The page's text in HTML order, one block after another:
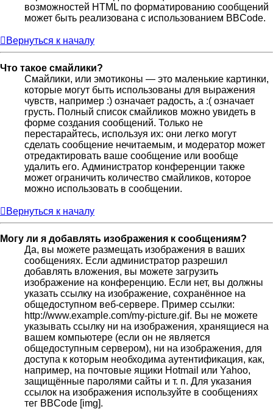
возможностей HTML по форматированию сообщений
может быть реализована с использованием BBCode.
Вернуться к началу
Что такое смайлики?
Смайлики, или эмотиконы — это маленькие картинки,
которые могут быть использованы для выражения
чувств, например :) означает радость, а :( означает
грусть. Полный список смайликов можно увидеть в
форме создания сообщений. Только не
перестарайтесь, используя их: они легко могут
сделать сообщение нечитаемым, и модератор может
отредактировать ваше сообщение или вообще
удалить его. Администратор конференции также
может ограничить количество смайликов, которое
можно использовать в сообщении.
Вернуться к началу
Могу ли я добавлять изображения к сообщениям?
Да, вы можете размещать изображения в ваших
сообщениях. Если администратор разрешил
добавлять вложения, вы можете загрузить
изображение на конференцию. Если нет, вы должны
указать ссылку на изображение, сохранённое на
общедоступном веб-сервере. Пример ссылки:
http://www.example.com/my-picture.gif. Вы не можете
указывать ссылку ни на изображения, хранящиеся на
вашем компьютере (если он не является
общедоступным сервером), ни на изображения, для
доступа к которым необходима аутентификация, как,
например, на почтовые ящики Hotmail или Yahoo,
защищённые паролями сайты и т. п. Для указания
ссылок на изображения используйте в сообщениях
тег BBCode [img].